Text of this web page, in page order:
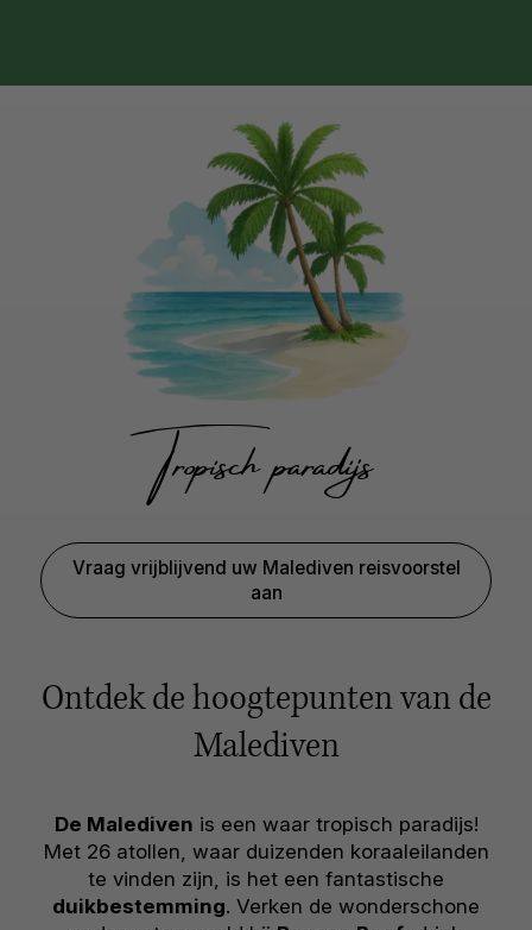
Tropisch paradijs
Vraag vrijblijvend uw Malediven reisvoorstel
aan
Ontdek de hoogtepunten van de
Malediven
De Malediven is een waar tropisch paradijs!
Met 26 atollen, waar duizenden koraaleilanden
te vinden zijn, is het een fantastische
duikbestemming. Verken de wonderschone